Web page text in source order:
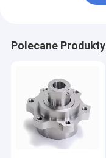
Polecane Produkty